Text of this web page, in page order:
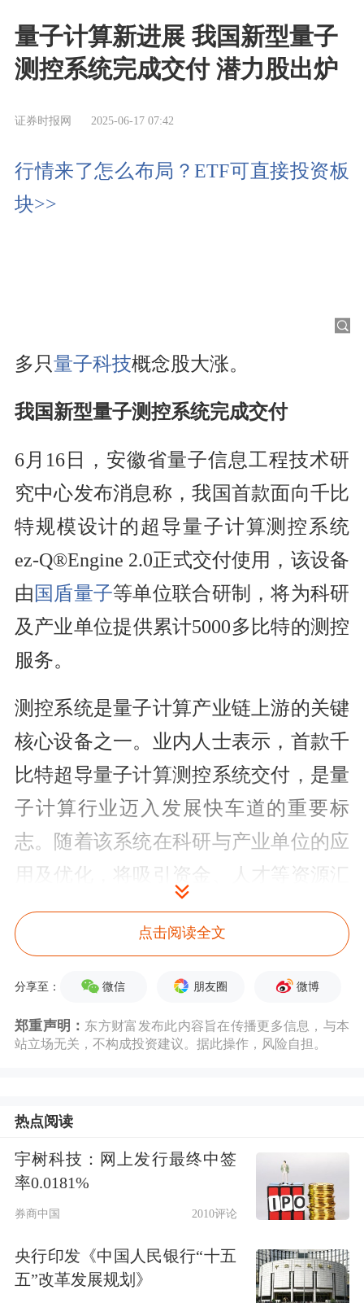
量子计算新进展 我国新型量子
测控系统完成交付 潜力股出炉
证券时报网 2025-06-17 07:42
行情来了怎么布局？ETF可直接投资板
块>>
多只量子科技概念股大涨。
我国新型量子测控系统完成交付
6月16日，安徽省量子信息工程技术研
究中心发布消息称，我国首款面向千比
特规模设计的超导量子计算测控系统
ez-Q®Engine 2.0正式交付使用，该设备
由国盾量子等单位联合研制，将为科研
及产业单位提供累计5000多比特的测控
服务。
测控系统是量子计算产业链上游的关键
核心设备之一。业内人士表示，首款千
比特超导量子计算测控系统交付，是量
子计算行业迈入发展快车道的重要标
志。随着该系统在科研与产业单位的应
用及优化，将吸引资金、人才等资源汇
聚，推动量子计算产业链完善拓展，助
力行业迎来快速成长期。
从二级市场来看，6月16日，万得量子
技术概念指数上涨1.42%，雄帝科技、
飞天诚信 大涨超10%，东信和平涨停，
正元涨幅均超5%。
6月以来，天融信、陕西华达
、雄帝科
技、国盾量子、
罗博特科 等多家A股公
科技相关业务情况。
点击阅读全文
分享至： 微信 朋友圈 微博
郑重声明： 东方财富发布此内容旨在传播更多信息，与本
站立场无关，不构成投资建议。据此操作，风险自担。
热点阅读
宇树科技：网上发行最终中签
率0.0181%
券商中国 2010评论
央行印发《中国人民银行“十五
五”改革发展规划》